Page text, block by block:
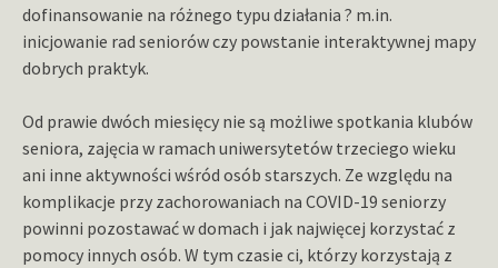
dofinansowanie na różnego typu działania ? m.in.
inicjowanie rad seniorów czy powstanie interaktywnej mapy
dobrych praktyk.
Od prawie dwóch miesięcy nie są możliwe spotkania klubów
seniora, zajęcia w ramach uniwersytetów trzeciego wieku
ani inne aktywności wśród osób starszych. Ze względu na
komplikacje przy zachorowaniach na COVID-19 seniorzy
powinni pozostawać w domach i jak najwięcej korzystać z
pomocy innych osób. W tym czasie ci, którzy korzystają z